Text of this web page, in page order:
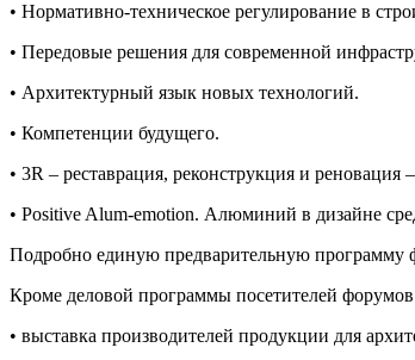
• Нормативно-техническое регулирование в
• Передовые решения для современной
• Архитектурный язык новых технологий.
• Компетенции будущего.
• 3R – реставрация, реконструкция и
• Positive Alum-emotion. Алюминий в дизайне
Подробно единую предварительную программу
Кроме деловой программы посетителей
• выставка производителей продукции для